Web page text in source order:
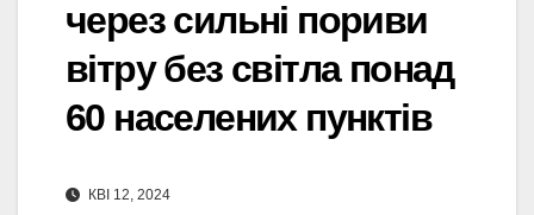
через сильні пориви
вітру без світла понад
60 населених пунктів
КВІ 12, 2024